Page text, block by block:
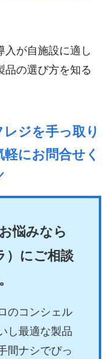
入が自施設に適し
品の選び方を知る
ジを手っ取り
にお問合せく
悩みなら
）にご相談
のコンシェル
し最適な製品
間ナシでぴっ